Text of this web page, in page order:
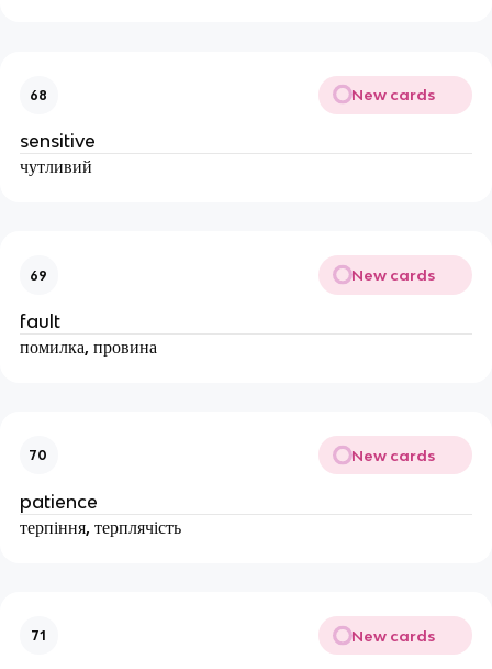
68 New cards
sensitive
чутливий
69 New cards
fault
помилка, провина
70 New cards
patience
терпіння, терплячість
71 New cards